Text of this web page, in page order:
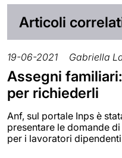
Articoli
19-06-2021 Gabriella
Assegni
per richiederli
Anf, sul portale Inps è
presentare le domande
per i lavoratori